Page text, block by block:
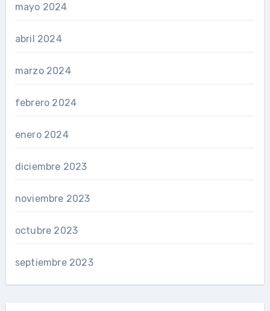
mayo 2024
abril 2024
marzo 2024
febrero 2024
enero 2024
diciembre 2023
noviembre 2023
octubre 2023
septiembre 2023